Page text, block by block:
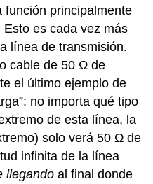
función principalmente
es cada vez más
línea de transmisión.
cable de 50 Ω de
el último ejemplo de
no importa qué tipo
de esta línea, la
solo verá 50 Ω de
infinita de la línea
llegando al final donde